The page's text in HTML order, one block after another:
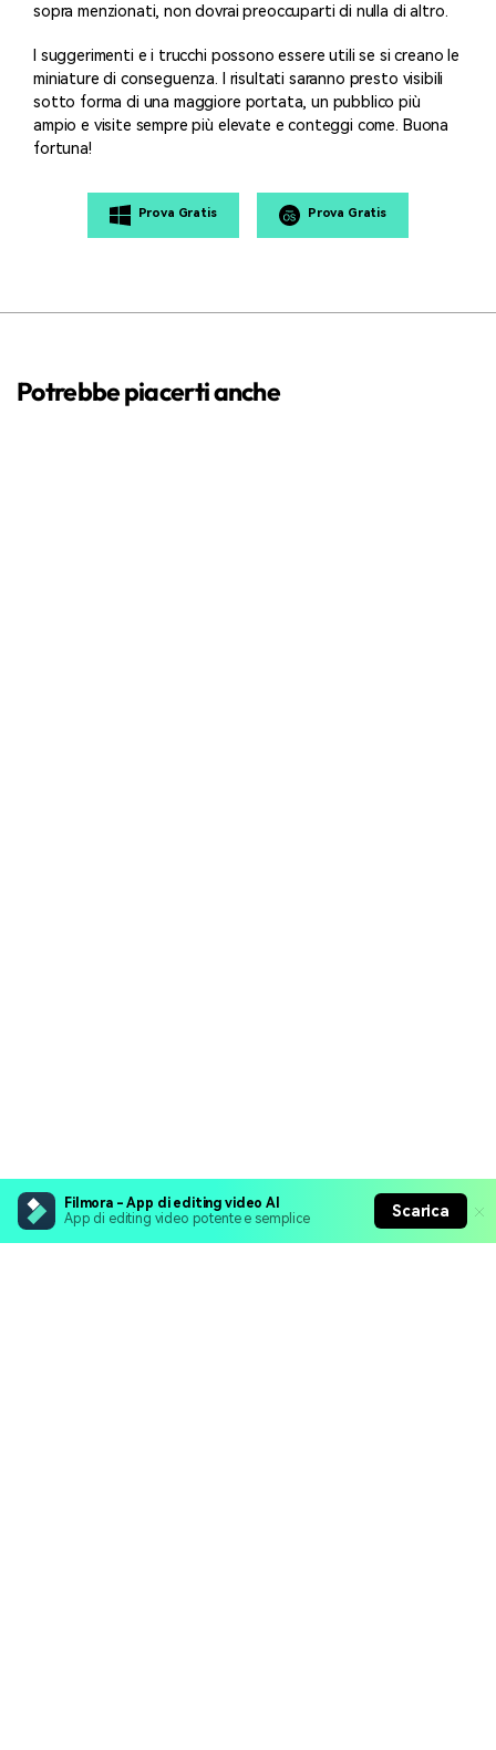
Filmora - App di editing video AI
App di editing video potente e semplice
Scarica
sopra menzionati, non dovrai preoccuparti di nulla di altro.
I suggerimenti e i trucchi possono essere utili se si creano le
miniature di conseguenza. I risultati saranno presto visibili
sotto forma di una maggiore portata, un pubblico più
ampio e visite sempre più elevate e conteggi come. Buona
fortuna!
Prova Gratis Prova Gratis
Potrebbe piacerti anche